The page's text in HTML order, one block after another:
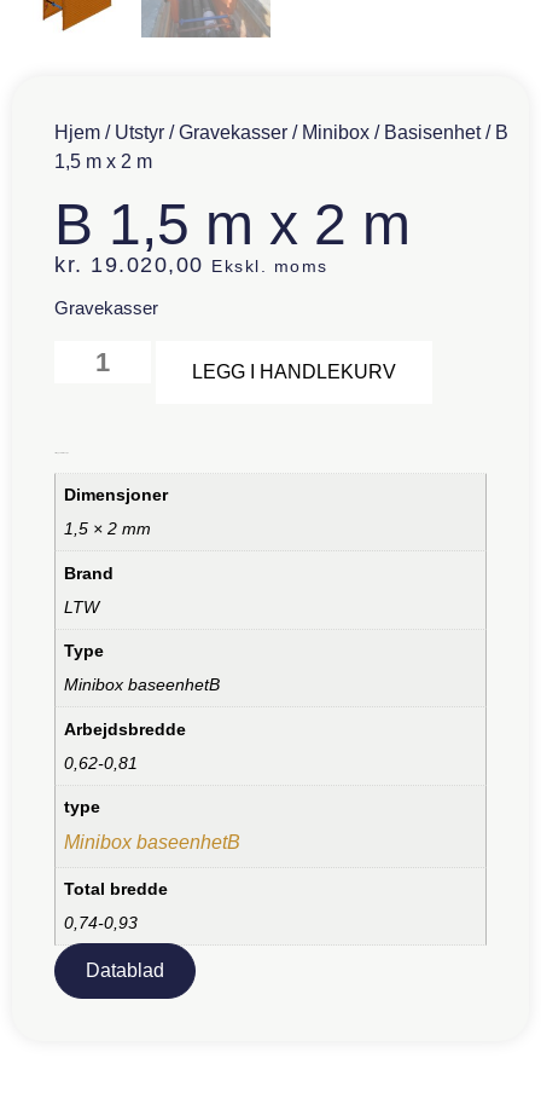
Hjem / Utstyr /Gravekasser / Minibox / Basisenhet/ B
1,5 m x 2 m
B 1,5 m x 2 m
kr. 19.020,00 Ekskl. moms
Gravekasser
LEGG I HANDLEKURV
Dimensjoner
1,5 × 2 mm
Brand
LTW
Type
Minibox baseenhetB
Arbejdsbredde
0,62-0,81
type
Minibox baseenhetB
Total bredde
0,74-0,93
Datablad